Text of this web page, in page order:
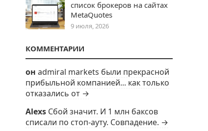
список брокеров на сайтах
MetaQuotes
9 июля, 2026
КОММЕНТАРИИ
он admiral markets были прекрасной
прибыльной компанией... как только
отказались от →
Alexs Сбой значит. И 1 млн баксов
списали по стоп-ауту. Совпадение. →